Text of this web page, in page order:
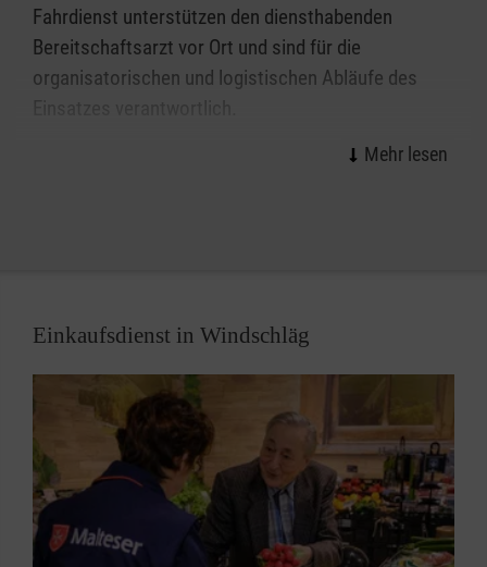
Fahrdienst unterstützen den diensthabenden
Bereitschaftsarzt vor Ort und sind für die
organisatorischen und logistischen Abläufe des
Unter der Servicenummer 116 117 erreichen Sie
Einkaufsdienst in Windschläg